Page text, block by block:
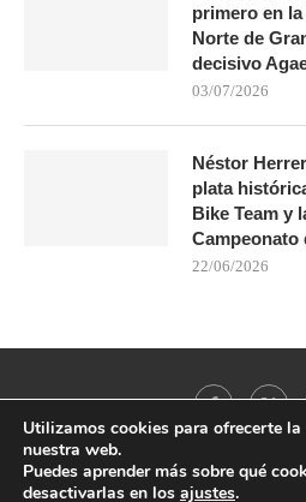
primero en
Norte de
decisivo
03/07/2026
Néstor
plata
Bike Team y
Campeonato
22/06/2026
@2021 - All Right Reserved. Designed
Utilizamos cookies para ofrecerte la
nuestra web.
Puedes aprender más sobre qué
desactivarlas en los ajustes.